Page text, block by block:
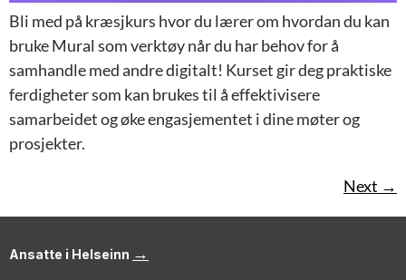
Bli med på kræsjkurs hvor du lærer om hvordan du kan
bruke Mural som verktøy når du har behov for å
samhandle med andre digitalt! Kurset gir deg praktiske
ferdigheter som kan brukes til å effektivisere
samarbeidet og øke engasjementet i dine møter og
prosjekter.
Next →
Ansatte i Helseinn →